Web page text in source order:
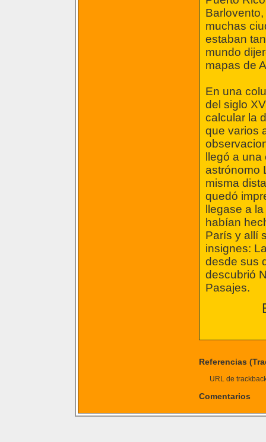
muchas
estaban
mundo
mapas de
En una
del siglo
calcular la
que varios
llegó a
astrónomo
misma
quedó
llegase a
habían
París y allí
insignes:
desde sus
descubrió
Pasajes.
Referencias
URL de
Comentarios